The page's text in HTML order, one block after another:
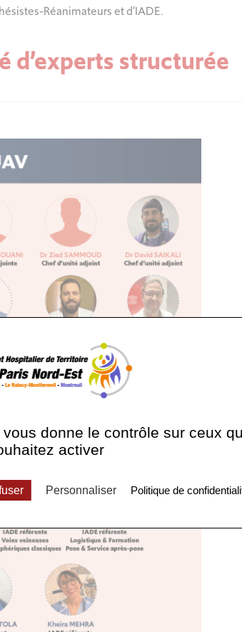
Réanimateurs et d’IADE.
d’experts structurée
donne le contrôle sur ceux
activer
Personnaliser Politique de